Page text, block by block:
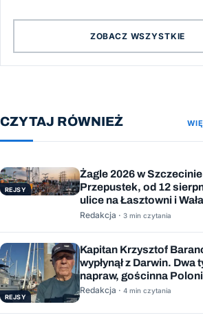
ZOBACZ WSZYSTKIE
CZYTAJ RÓWNIEŻ
REJSY
Żagle 2026 w
Przepustek, od 12
ulice na Łasztowni i
Redakcja · 3 min czytania
REJSY
Kapitan Krzysztof
wypłynął z Darwin. Dwa
napraw, gościnna
Mauritius
Redakcja · 4 min czytania